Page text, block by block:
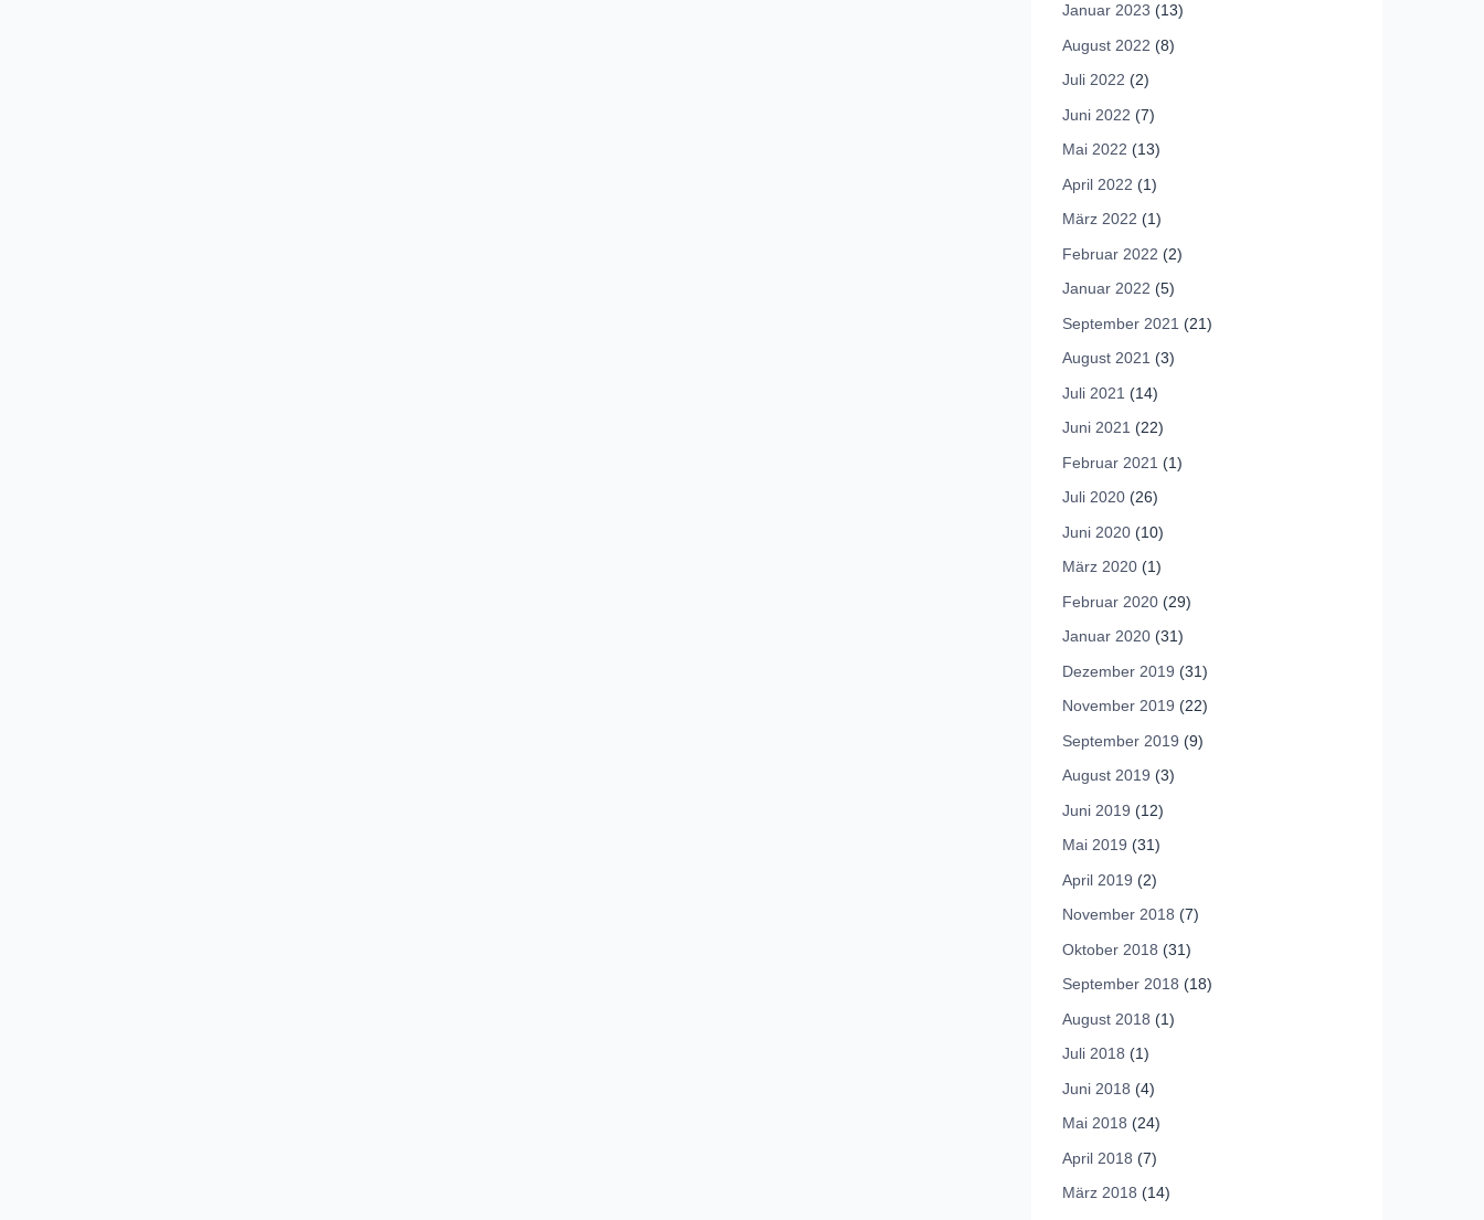
Januar 2023 (13)
August 2022 (8)
Juli 2022 (2)
Juni 2022 (7)
Mai 2022 (13)
April 2022 (1)
März 2022 (1)
Februar 2022 (2)
Januar 2022 (5)
September 2021 (21)
August 2021 (3)
Juli 2021 (14)
Juni 2021 (22)
Februar 2021 (1)
Juli 2020 (26)
Juni 2020 (10)
März 2020 (1)
Februar 2020 (29)
Januar 2020 (31)
Dezember 2019 (31)
November 2019 (22)
September 2019 (9)
August 2019 (3)
Juni 2019 (12)
Mai 2019 (31)
April 2019 (2)
November 2018 (7)
Oktober 2018 (31)
September 2018 (18)
August 2018 (1)
Juli 2018 (1)
Juni 2018 (4)
Mai 2018 (24)
April 2018 (7)
März 2018 (14)